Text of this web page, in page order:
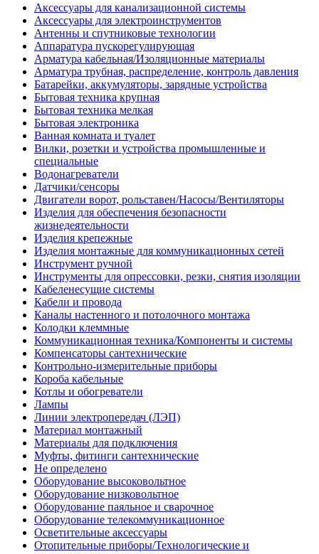
Аксессуары для канализационной системы
Аксессуары для электроинструментов
Антенны и спутниковые технологии
Аппаратура пускорегулирующая
Арматура кабельная/Изоляционные материалы
Арматура трубная, распределение, контроль давления
Батарейки, аккумуляторы, зарядные устройства
Бытовая техника крупная
Бытовая техника мелкая
Бытовая электроника
Ванная комната и туалет
Вилки, розетки и устройства промышленные и
специальные
Водонагреватели
Датчики/сенсоры
Двигатели ворот, рольставен/Насосы/Вентиляторы
Изделия для обеспечения безопасности
жизнедеятельности
Изделия крепежные
Изделия монтажные для коммуникационных сетей
Инструмент ручной
Инструменты для опрессовки, резки, снятия изоляции
Кабеленесущие системы
Кабели и провода
Каналы настенного и потолочного монтажа
Колодки клеммные
Коммуникационная техника/Компоненты и системы
Компенсаторы сантехнические
Контрольно-измерительные приборы
Короба кабельные
Котлы и обогреватели
Лампы
Линии электропередач (ЛЭП)
Материал монтажный
Материалы для подключения
Муфты, фитинги сантехнические
Не определено
Оборудование высоковольтное
Оборудование низковольтное
Оборудование паяльное и сварочное
Оборудование телекоммуникационное
Осветительные аксессуары
Отопительные приборы/Технологические и